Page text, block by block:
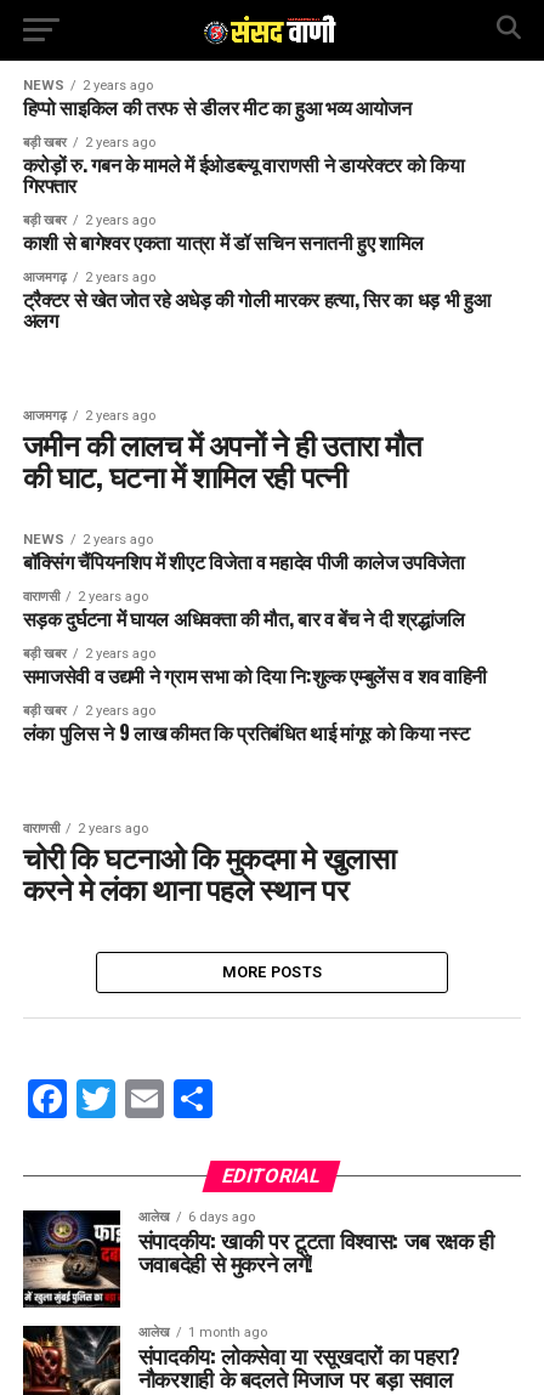
NEWS 2 years ago
हिप्पो साइकिल की तरफ से डीलर मीट का हुआ भव्य आयोजन
बड़ी खबर 2 years ago
करोड़ों रु. गबन के मामले में ईओडब्ल्यू वाराणसी ने डायरेक्टर को किया
गिरफ्तार
बड़ी खबर 2 years ago
काशी से बागेश्वर एकता यात्रा में डॉ सचिन सनातनी हुए शामिल
आजमगढ़ 2 years ago
ट्रैक्टर से खेत जोत रहे अधेड़ की गोली मारकर हत्या, सिर का धड़ भी हुआ
अलग
आजमगढ़ 2 years ago
जमीन की लालच में अपनों ने ही उतारा मौत
की घाट, घटना में शामिल रही पत्नी
NEWS 2 years ago
बॉक्सिंग चैंपियनशिप में शीएट विजेता व महादेव पीजी कालेज उपविजेता
वाराणसी 2 years ago
सड़क दुर्घटना में घायल अधिवक्ता की मौत, बार व बेंच ने दी श्रद्धांजलि
बड़ी खबर 2 years ago
समाजसेवी व उद्यमी ने ग्राम सभा को दिया नि:शुल्क एम्बुलेंस व शव वाहिनी
बड़ी खबर 2 years ago
लंका पुलिस ने 9 लाख कीमत कि प्रतिबंधित थाई मांगूर को किया नस्ट
वाराणसी 2 years ago
चोरी कि घटनाओ कि मुकदमा मे खुलासा
करने मे लंका थाना पहले स्थान पर
MORE POSTS
Facebook
Twitter
EmailShare
EDITORIAL
आलेख 6 days ago
संपादकीय: खाकी पर टूटता विश्वास: जब रक्षक ही
जवाबदेही से मुकरने लगें!
आलेख 1 month ago
संपादकीय: लोकसेवा या रसूखदारों का पहरा?
नौकरशाही के बदलते मिजाज पर बड़ा सवाल